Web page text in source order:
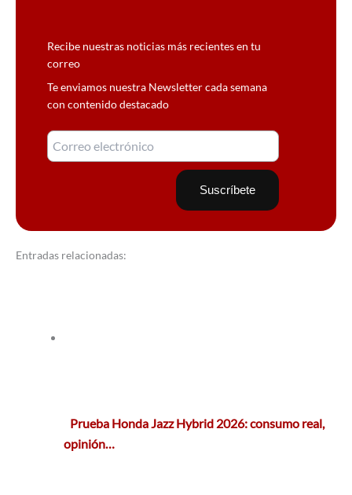
Recibe nuestras noticias más recientes en tu
correo
Te enviamos nuestra Newsletter cada semana
con contenido destacado
Entradas relacionadas:
Prueba Honda Jazz Hybrid 2026: consumo real,
opinión…